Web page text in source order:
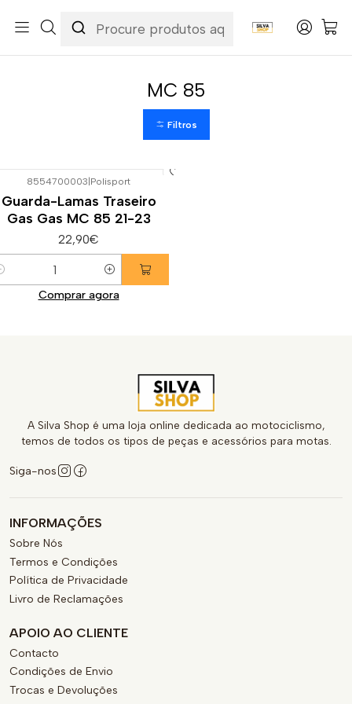
Carenagens & Plásticos
Guarda-Lamas Traseiros
Guarda-Lamas Traseiros Gas Gas
MC 85
Filtros
8554700003|Polisport
Guarda-Lamas Traseiro
Gas Gas MC 85 21-23
22,90€
Comprar agora
A Silva Shop é uma loja online dedicada ao motociclismo,
temos de todos os tipos de peças e acessórios para motas.
Siga-nos
INFORMAÇÕES
Sobre Nós
Termos e Condições
Política de Privacidade
Livro de Reclamações
APOIO AO CLIENTE
Contacto
Condições de Envio
Trocas e Devoluções